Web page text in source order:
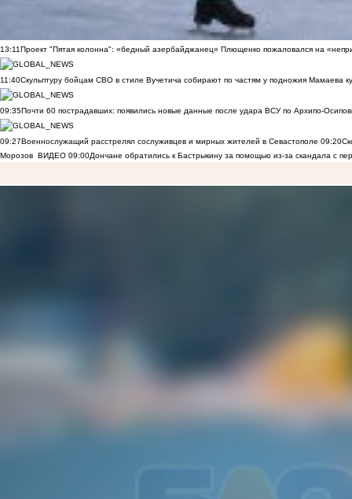
13:11Проект "Пятая колонна": «бедный азербайджанец» Плющенко пожаловался на
11:40Скульптуру бойцам СВО в стиле Вучетича собирают по частям у подножия Мамаева
09:35Почти 60 пострадавших: появились новые данные после удара ВСУ по Архипо-
09:27Военнослужащий расстрелял сослуживцев и мирных жителей в Севастополе 09:20
Морозов
ВИДЕО 09:00Дончане обратились к Бастрыкину за помощью из-за скандала с